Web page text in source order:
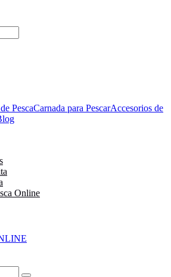
PescaCarnada para PescarAccesorios de
Online